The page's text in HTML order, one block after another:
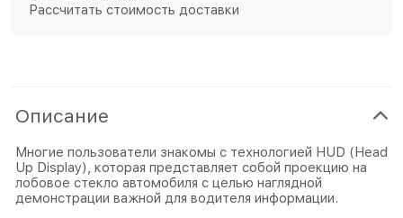
Рассчитать стоимость доставки
Описание
Многие пользователи знакомы с технологией HUD (Head
Up Display), которая представляет собой проекцию на
лобовое стекло автомобиля с целью наглядной
демонстрации важной для водителя информации.